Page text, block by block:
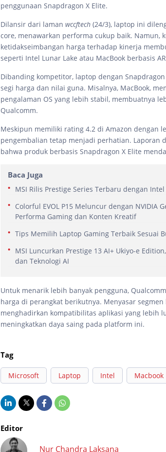
penggunaan Snapdragon X Elite.
Dilansir dari laman wccftech (24/3), laptop ini
core, menawarkan performa cukup baik.
ketidakseimbangan harga terhadap kinerja
seperti Intel Lunar Lake atau MacBook berbasis
Dibanding kompetitor, laptop dengan
segi harga dan nilai guna. Misalnya, MacBook,
pengalaman OS yang lebih stabil, membuatnya
Qualcomm.
Meskipun memiliki rating 4.2 di Amazon dengan
pengembalian tetap menjadi perhatian. Laporan
bahwa produk berbasis Snapdragon X Elite
Baca Juga
MSI Rilis Prestige Series Terbaru dengan
Colorful EVOL P15 Meluncur dengan NVIDIA
Performa Gaming dan Konten Kreatif
Tips Memilih Laptop Gaming Terbaik Sesuai
MSI Luncurkan Prestige 13 AI+ Ukiyo-e
dan Teknologi AI
Untuk menarik lebih banyak pengguna,
harga di perangkat berikutnya. Menyasar
menghadirkan kompatibilitas aplikasi yang lebih
meningkatkan daya saing pada platform ini.
Tag
Microsoft Laptop Intel Macbook
Editor
Nur Chandra Laksana